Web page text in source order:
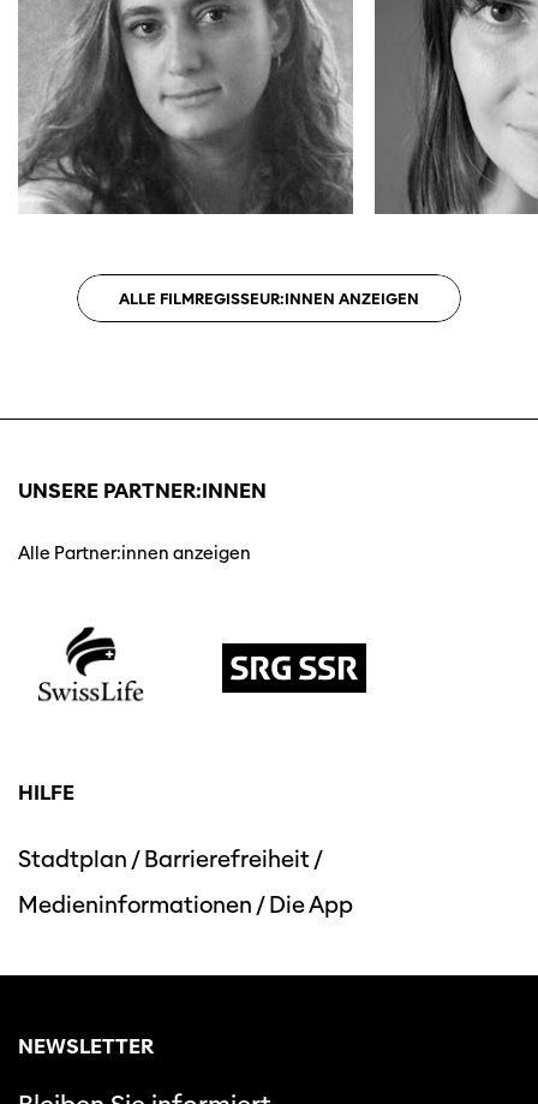
ALLE FILMREGISSEUR:INNEN ANZEIGEN
UNSERE PARTNER:INNEN
Alle Partner:innen anzeigen
HILFE
Stadtplan /Barrierefreiheit/
Medieninformationen /Die App
NEWSLETTER